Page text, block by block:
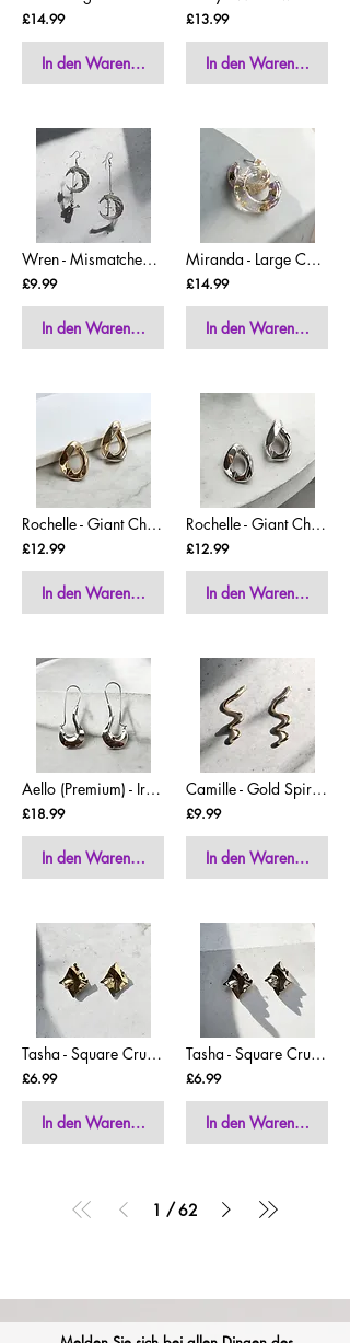
£14.99
In den Warenkorb
£13.99
In den Warenkorb
Wren - Mismatched Angel Cross And Moon Earrings
£9.99
In den Warenkorb
Miranda - Large Chunky Filled Resin Hoop Earrings
£14.99
In den Warenkorb
Rochelle - Giant Chunky Curb Chain Earrings
£12.99
In den Warenkorb
Rochelle - Giant Chunky Curb Chain Earrings
£12.99
In den Warenkorb
Aello (Premium) - Irregular Minimalist Hoop Earrings
£18.99
In den Warenkorb
Camille - Gold Spiral Drop Earrings
£9.99
In den Warenkorb
Tasha - Square Crushed Metal Statement Earrings
£6.99
In den Warenkorb
Tasha - Square Crushed Metal Statement Earrings
£6.99
In den Warenkorb
1 /62